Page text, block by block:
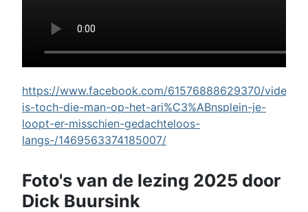
https://www.facebook.com/61576888629370/videos/
is-toch-die-man-op-het-ari%C3%ABnsplein-je-
loopt-er-misschien-gedachteloos-
langs-/1469563374185007/
Foto's van de lezing 2025 door
Dick Buursink